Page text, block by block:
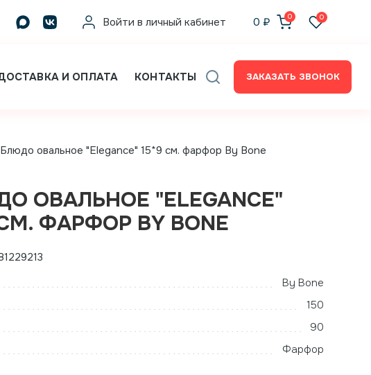
Войти в личный кабинет 0 ₽ 0 0
И ОПЛАТА КОНТАКТЫ ЗАКАЗАТЬ ЗВОНОК
Блюдо овальное "Elegance" 15*9 см. фарфор By Bone
ОВАЛЬНОЕ "ELEGANCE"
ФАРФОР BY BONE
By Bone
150
90
Фарфор